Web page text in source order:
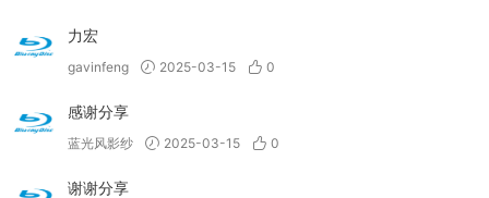
力宏
gavinfeng 2025-03-15 0
感谢分享
蓝光风影纱 2025-03-15 0
谢谢分享